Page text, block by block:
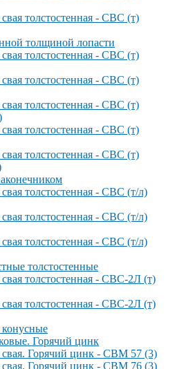
толстостенная - СВС (т)
толщиной лопасти
толстостенная - СВС (т)
толстостенная - СВС (т)
толстостенная - СВС (т)
толстостенная - СВС (т)
толстостенная - СВС (т)
толстостенная - СВС (т/л)
толстостенная - СВС (т/л)
толстостенная - СВС (т/л)
толстостенные
толстостенная - СВС-2Л (т)
толстостенная - СВС-2Л (т)
Горячий цинк
свая. Горячий цинк - СВМ 57 (3)
свая. Горячий цинк - СВМ 76 (3)